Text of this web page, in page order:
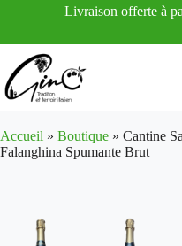
Livraison offerte à
Accueil » Boutique » Cantine
Falanghina Spumante Brut